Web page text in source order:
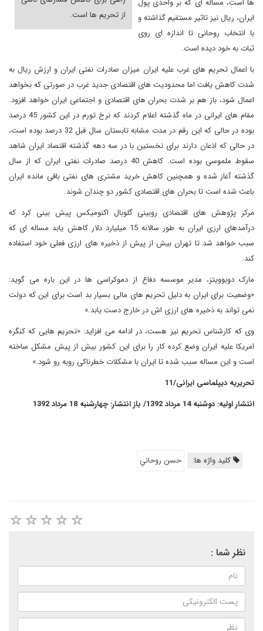
از تحریم ها است.
ها است، مساله ای که بر واحدی پول
ایران، ریال نیز تاثیر مستقیم گذاشته و
با انتخاب روحانی تا اندازه ای روی
ثبات به خود دیده است.
با اعمال تحریم های غرب علیه ایران میزان صادرات نفتی ایران و ارزش ریال به
شدت کاهش یافت اما محدودیت های اقتصادی جدید غرب در صورتی که بخواهد
اعمال شود، باز هم بر شدت بحران های اقتصادی و اجتماعی ایران خواهد افزود.
مقام های ایرانی در ماه گذشته اعلام کردند که نرخ تورم در این کشور 45 درصد
بوده در حالی که این رقم در مدت مشابه تابستان سال قبل 32 درصد بوده است،
در حالی که اذعان دارند برای نخستین با در سه دهه گذشته اقتصاد ایران شاهد
سقوط ملموسی بوده است. کاهش 40 درصد صادرات نفتی ایران که از سال
گذشته آغاز شده و همچنین کاهش خرید مشتری های نفتی باقی مانده ایران
باعث شده است تا بحران های اقتصادی کشور دو چندان شوند.
مرکز پژوهش های اقتصادی روبینی گلوبال اکنومیکس پیش بینی کرد که
درآمدهای ارزی ایران به طور سالانه 15 میلیارد دلار کاهش یابد مساله ای که
سبب خواهد شد تا تهران بیش از پیش از ذخیره های ارزی فعلی خود استفاده
کند.
مارک دوبوویتز، مدیر موسسه دفاع از دموکراسی ها در این باره می گوید:
«وضعیت برای ایران به دلیل تحریم های مالی بسیار بد است برای این که دولت
نمی تواند به ذخیره های ارزی اش در خارج دست یابد.»
وی که کارشناس تحریم نیز هست، در ادامه می افزاید: «تحریم هایی که کنگره
امریکا علیه ایران وضع کرده کار را برای این کشور بیش از پیش مشکل ساخته
است و این مساله سبب شده تا ایران با مشکلات خطرناکی روبه رو شود.»
تحریریه دیپلماسی ایرانی/11
انتشار اولیه: دوشنبه 14 مرداد 1392/ باز انتشار: چهارشنبه 18 مرداد 1392
کلید واژه ها: حسن روحاني
نظر شما :